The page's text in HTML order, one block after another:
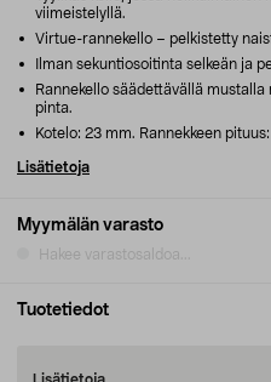
Myymälän varasto
Hakee varastosaldoa...
viimeistelyllä.
Virtue-rannekello – pelkistetty
Ilman sekuntiosoitinta selkeän ja
Rannekello säädettävällä
pinta.
Kotelo: 23 mm. Rannekkeen
Lisätietoja
Tuotetiedot